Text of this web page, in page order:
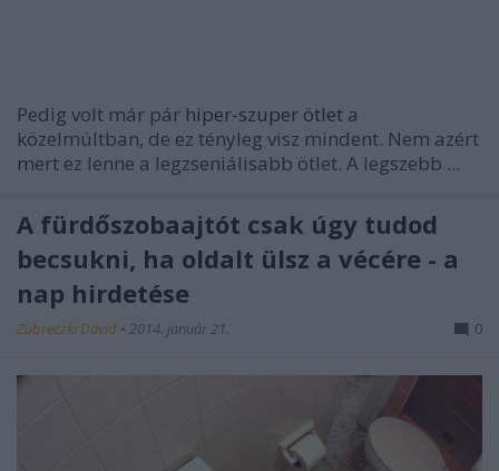
Pedig volt már pár hiper-szuper ötlet a
közelmúltban, de ez tényleg visz mindent. Nem azért
mert ez lenne a legzseniálisabb ötlet. A legszebb ...
A fürdőszobaajtót csak úgy tudod
becsukni, ha oldalt ülsz a vécére - a
nap hirdetése
Zubreczki Dávid • 2014. január 21. 0